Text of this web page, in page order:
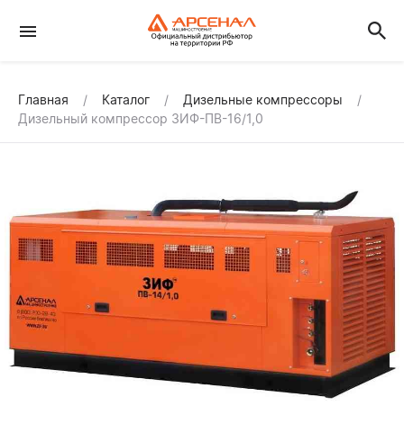
Главная Каталог
Дизельные компрессоры
Дизельный компрессор ЗИФ-ПВ-16/1,0